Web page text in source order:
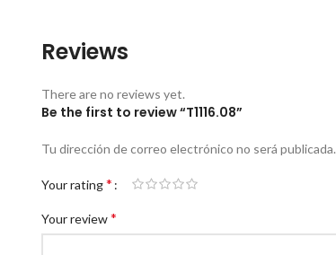
Reviews
There are no reviews yet.
Be the first to review “T1116.08”
Tu dirección de correo electrónico no será publicada.
Your rating*
Your review*